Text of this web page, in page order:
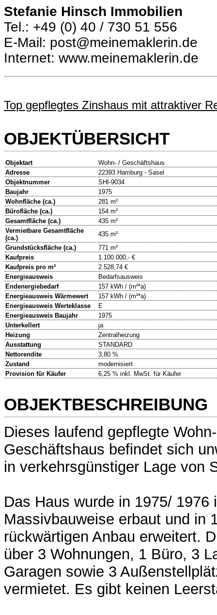
Stefanie Hinsch Immobilien
Tel.: +49 (0) 40 / 730 51 556
E-Mail: post@meinemaklerin.de
Internet: www.meinemaklerin.de
Top gepflegtes Zinshaus mit attraktiver
OBJEKTÜBERSICHT
Objektart
Wohn- / Geschäftshaus
Adresse
22393 Hamburg - Sasel
Objektnummer
SHI-9034
Baujahr
1975
Wohnfläche (ca.)
281 m²
Bürofläche (ca.)
154 m²
Gesamtfläche (ca.)
435 m²
Vermietbare Gesamtfläche
(ca.)
435 m²
Grundstücksfläche (ca.)
771 m²
Kaufpreis
1.100.000,- €
Kaufpreis pro m²
2.528,74 €
Energieausweis
Bedarfsausweis
Endenergiebedarf
157 kWh / (m²*a)
Energieausweis Wärmewert
157 kWh / (m²*a)
Energieausweis Werteklasse
E
Energieausweis Baujahr
1975
Unterkellert
ja
Heizung
Zentralheizung
Ausstattung
STANDARD
Nettorendite
3,80 %
Zustand
modernisiert
Provision für Käufer
6,25 % inkl. MwSt. für Käufer
OBJEKTBESCHREIBUNG
Dieses laufend gepflegte
Geschäftshaus befindet sich
in verkehrsgünstiger Lage von
Das Haus wurde in 1975/ 1976
Massivbauweise erbaut und in
rückwärtigen Anbau erweitert.
über 3 Wohnungen, 1 Büro, 3
Garagen sowie 3
vermietet. Es gibt keinen